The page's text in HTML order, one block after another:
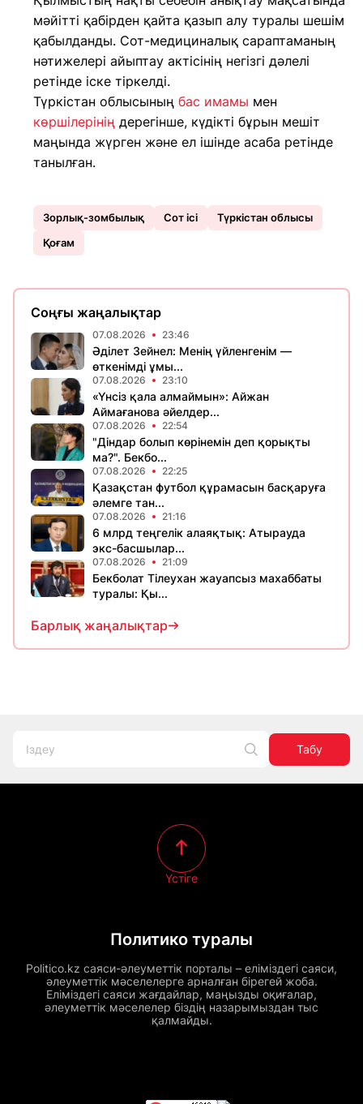
мәйітті қабірден қайта қазып алу туралы шешім
қабылданды. Сот-медициналық сараптаманың
нәтижелері айыптау актісінің негізгі дәлелі
ретінде іске тіркелді.
Түркістан облысының бас имамы мен
көршілерінің дерегінше, күдікті бұрын мешіт
маңында жүрген және ел ішінде асаба ретінде
танылған.
Зорлық-зомбылық Сот ісі
Түркістан облысы
Қоғам
Соңғы жаңалықтар
07.08.2026 23:46
Әділет Зейнел: Менің үйленгенім —
өткенімді ұмы...
07.08.2026 23:10
«Үнсіз қала алмаймын»: Айжан
Аймағанова әйелдер...
07.08.2026 22:54
"Діндар болып көрінемін деп қорықты
ма?". Бекбо...
07.08.2026 22:25
Қазақстан футбол құрамасын басқаруға
әлемге тан...
07.08.2026 21:16
6 млрд теңгелік алаяқтық: Атырауда
экс-басшылар...
07.08.2026 21:09
Бекболат Тілеухан жауапсыз махаббаты
туралы: Қы...
Барлық жаңалықтар
Табу
Политико туралы
Politico.kz саяси-әлеуметтік порталы – еліміздегі саяси,
әлеуметтік мәселелерге арналған бірегей жоба.
Еліміздегі саяси жағдайлар, маңызды оқиғалар,
әлеуметтік мәселелер біздің назарымыздан тыс
қалмайды.
Үстіге